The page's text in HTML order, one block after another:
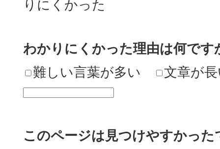
りにくかった
わかりにくかった理由は何です
難しい言葉が多い
文章が
このページは見つけやすかった